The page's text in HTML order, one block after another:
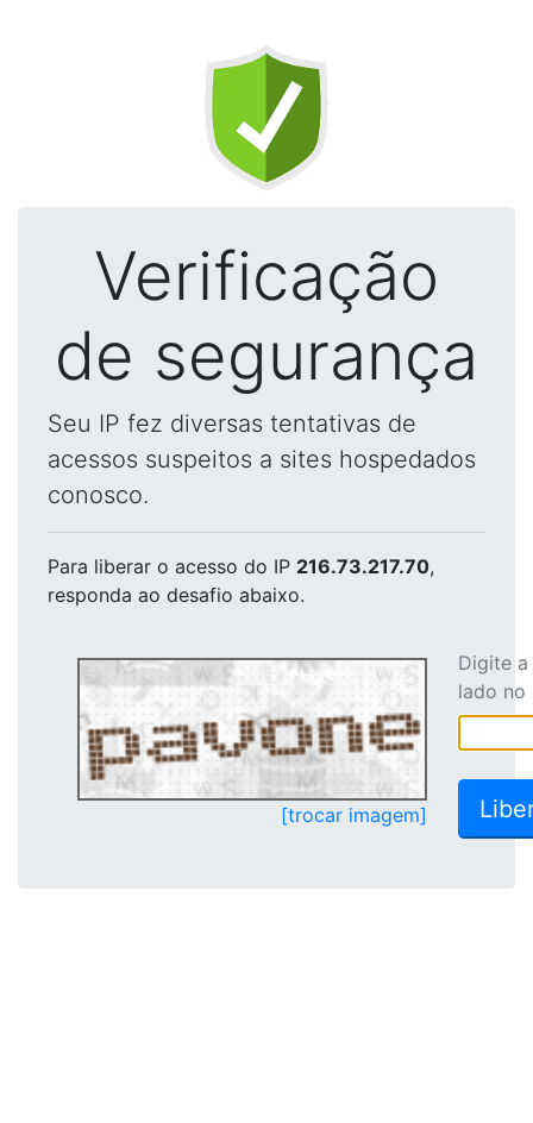
Verificação
de segurança
Seu IP fez diversas tentativas de
acessos suspeitos a sites hospedados
conosco.
Para liberar o acesso do IP 216.73.217.70,
responda ao desafio abaixo.
[trocar imagem]
Digite
lado no